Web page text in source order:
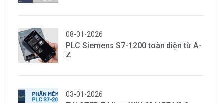
08-01-2026
PLC Siemens S7-1200 toàn diện từ A-
Z
03-01-2026